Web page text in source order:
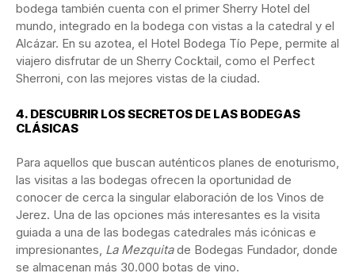
bodega también cuenta con el primer Sherry Hotel del
mundo, integrado en la bodega con vistas a la catedral y el
Alcázar. En su azotea, el Hotel Bodega Tío Pepe, permite al
viajero disfrutar de un Sherry Cocktail, como el Perfect
Sherroni, con las mejores vistas de la ciudad.
4. DESCUBRIR LOS SECRETOS DE LAS BODEGAS
CLÁSICAS
Para aquellos que buscan auténticos planes de enoturismo,
las visitas a las bodegas ofrecen la oportunidad de
conocer de cerca la singular elaboración de los Vinos de
Jerez. Una de las opciones más interesantes es la visita
guiada a una de las bodegas catedrales más icónicas e
impresionantes, La Mezquitade Bodegas Fundador, donde
se almacenan más 30.000 botas de vino.